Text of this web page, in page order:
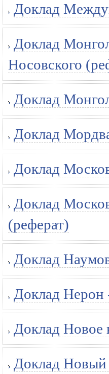
Доклад
Доклад
Носовского
Доклад
Доклад
Доклад
Доклад
(реферат)
Доклад
Доклад Нерон
Доклад Новое
Доклад